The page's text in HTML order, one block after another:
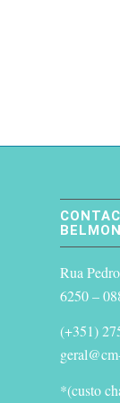
Rua
6250 –
(+351)
*(custo